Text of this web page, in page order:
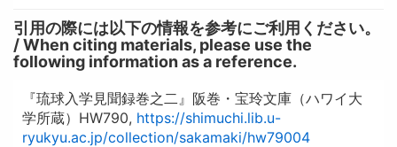
引用の際には以下の情報を参考にご利用ください。
/ When citing materials, please use the
following information as a reference.
『琉球入学見聞録巻之二』阪巻・宝玲文庫（ハワイ大
学所蔵）HW790, https://shimuchi.lib.u-
ryukyu.ac.jp/collection/sakamaki/hw79004